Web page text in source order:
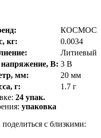
КОСМОС
кг:
0.0034
Литиевый
В: 3 В
мм:
20 мм
г:
1.7 г
24 упак.
упаковка
с близкими: